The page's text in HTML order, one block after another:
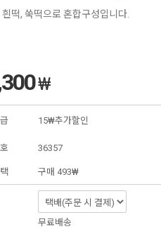
떡, 쑥떡으로 혼합구성입니다.
₩
15₩추가할인
36357
구매 493₩
무료배송